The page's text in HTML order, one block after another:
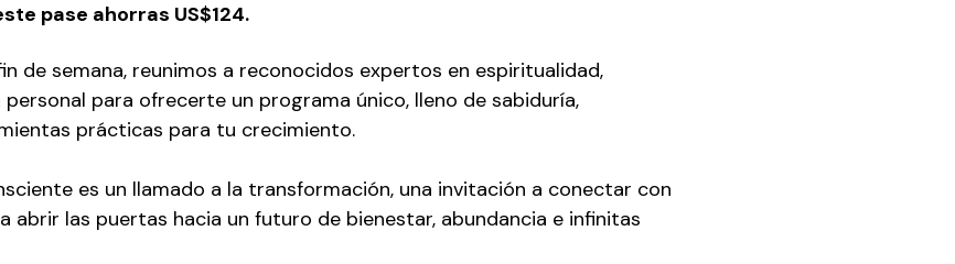
pase ahorras US$124.
de semana, reunimos a reconocidos expertos en espiritualidad,
para ofrecerte un programa único, lleno de sabiduría,
prácticas para tu crecimiento.
es un llamado a la transformación, una invitación a conectar con
abrir las puertas hacia un futuro de bienestar, abundancia e infinitas